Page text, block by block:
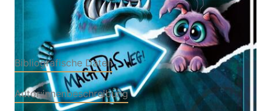
Hardcover
ISBN: 978-3-84585901-
9
Bibliografische Daten
Autor:innenbeschreibung